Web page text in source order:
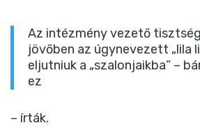
Az intézmény vezető
jövőben az úgynevezett „lila
eljutniuk a „szalonjaikba” –
ez
– írták.